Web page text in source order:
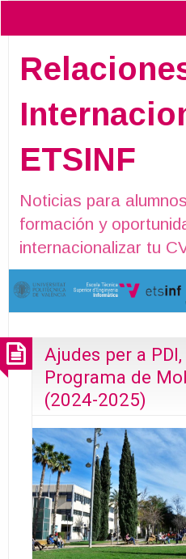
ETSINF
Noticias para
formación y
internacionalizar tu
Ajudes per a
Programa de
(2024-2025)